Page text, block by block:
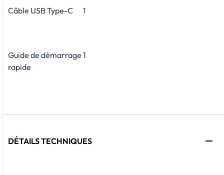
Câble USB Type-C 1
Guide de démarrage
rapide
1
DÉTAILS TECHNIQUES